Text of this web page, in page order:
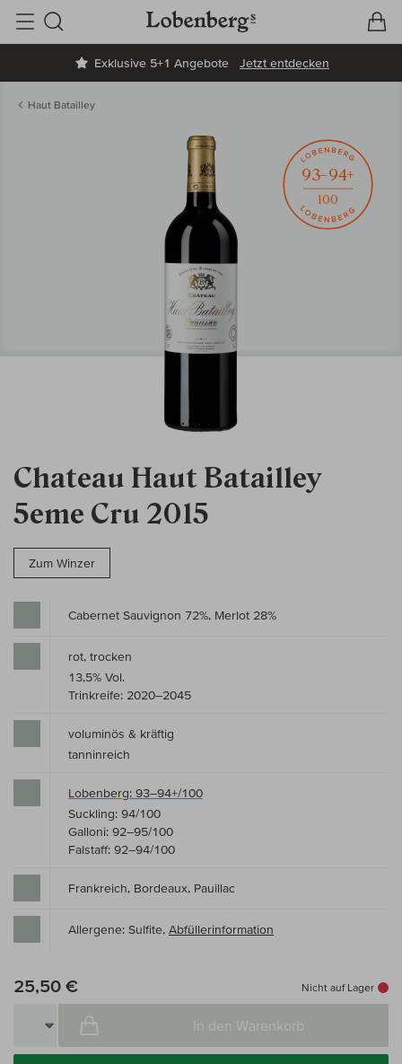
Exklusive 5+1 Angebote Jetzt entdecken
Suche
Haut Batailley
Chateau Haut Batailley
5eme Cru 2015
Zum Winzer
93–94+
100
Cabernet Sauvignon 72%, Merlot 28%
rot, trocken
13,5% Vol.
Trinkreife: 2020–2045
voluminös & kräftig
tanninreich
Lobenberg: 93–94+/100
Suckling: 94/100
Galloni: 92–95/100
Falstaff: 92–94/100
Frankreich, Bordeaux, Pauillac
Allergene: Sulfite, Abfüllerinformation
25,50 € Nicht auf Lager
In den Warenkorb